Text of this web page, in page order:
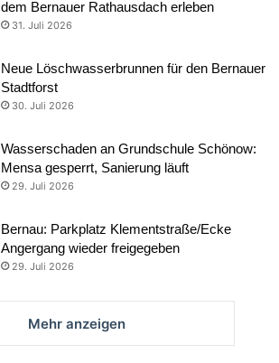
dem Bernauer Rathausdach erleben
31. Juli 2026
Neue Löschwasserbrunnen für den Bernauer
Stadtforst
30. Juli 2026
Wasserschaden an Grundschule Schönow:
Mensa gesperrt, Sanierung läuft
29. Juli 2026
Bernau: Parkplatz Klementstraße/Ecke
Angergang wieder freigegeben
29. Juli 2026
Mehr anzeigen